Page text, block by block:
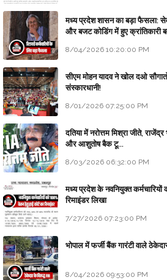
मध्य प्रदेश शासन का बड़ा फैसला:
और बजट कोडिंग में हुए क्रांतिकारी
8/04/2026 10:20:00 PM
सीएम मोहन यादव ने खोल दओ
संस्कारधानी!
8/01/2026 07:25:00 PM
दतिया में नरोत्तम मिश्रा जीते,
और आशुतोष बैक टू...
8/03/2026 06:32:00 PM
मध्य प्रदेश के नवनियुक्त कर्मचारियों
रिमाइंडर लिखा
7/27/2026 07:23:00 PM
भोपाल में फर्जी बैंक गारंटी वाले
8/04/2026 09:53:00 PM